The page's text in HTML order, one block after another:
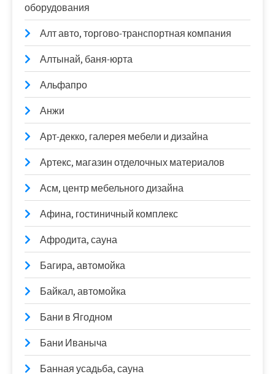
оборудования
Алт авто, торгово-транспортная компания
Алтынай, баня-юрта
Альфапро
Анжи
Арт-декко, галерея мебели и дизайна
Артекс, магазин отделочных материалов
Асм, центр мебельного дизайна
Афина, гостиничный комплекс
Афродита, сауна
Багира, автомойка
Байкал, автомойка
Бани в Ягодном
Бани Иваныча
Банная усадьба, сауна